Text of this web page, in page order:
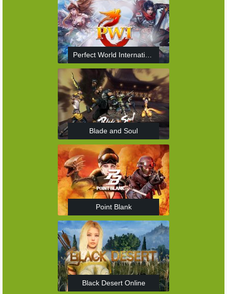
Perfect World International
Blade and Soul
Point Blank
Black Desert Online